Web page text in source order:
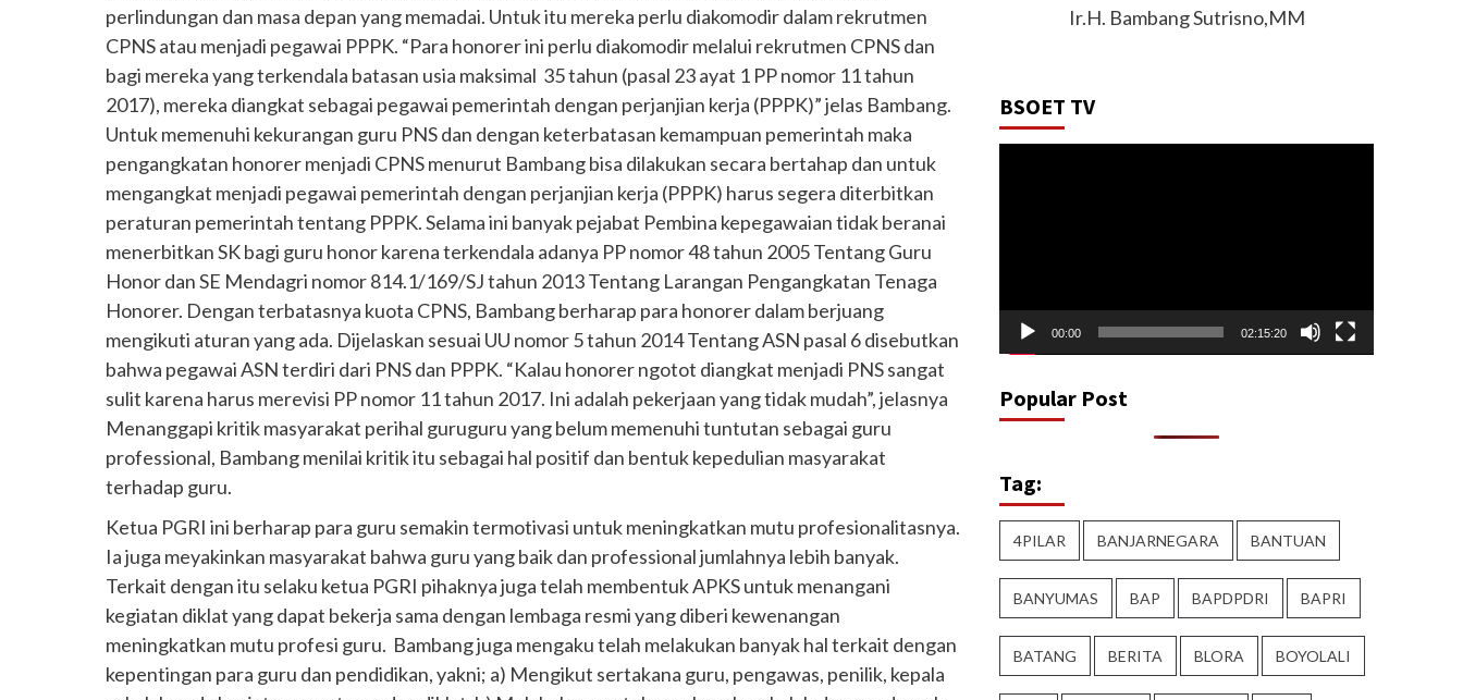
perlindungan dan masa depan yang memadai. Untuk itu mereka perlu diakomodir dalam rekrutmen
CPNS atau menjadi pegawai PPPK. “Para honorer ini perlu diakomodir melalui rekrutmen CPNS dan
bagi mereka yang terkendala batasan usia maksimal 35 tahun (pasal 23 ayat 1 PP nomor 11 tahun
2017), mereka diangkat sebagai pegawai pemerintah dengan perjanjian kerja (PPPK)” jelas Bambang.
Untuk memenuhi kekurangan guru PNS dan dengan keterbatasan kemampuan pemerintah maka
pengangkatan honorer menjadi CPNS menurut Bambang bisa dilakukan secara bertahap dan untuk
mengangkat menjadi pegawai pemerintah dengan perjanjian kerja (PPPK) harus segera diterbitkan
peraturan pemerintah tentang PPPK. Selama ini banyak pejabat Pembina kepegawaian tidak beranai
menerbitkan SK bagi guru honor karena terkendala adanya PP nomor 48 tahun 2005 Tentang Guru
Honor dan SE Mendagri nomor 814.1/169/SJ tahun 2013 Tentang Larangan Pengangkatan Tenaga
Honorer. Dengan terbatasnya kuota CPNS, Bambang berharap para honorer dalam berjuang
mengikuti aturan yang ada. Dijelaskan sesuai UU nomor 5 tahun 2014 Tentang ASN pasal 6 disebutkan
bahwa pegawai ASN terdiri dari PNS dan PPPK. “Kalau honorer ngotot diangkat menjadi PNS sangat
sulit karena harus merevisi PP nomor 11 tahun 2017. Ini adalah pekerjaan yang tidak mudah”, jelasnya
Menanggapi kritik masyarakat perihal guruguru yang belum memenuhi tuntutan sebagai guru
professional, Bambang menilai kritik itu sebagai hal positif dan bentuk kepedulian masyarakat
terhadap guru.
Ketua PGRI ini berharap para guru semakin termotivasi untuk meningkatkan mutu profesionalitasnya.
Ia juga meyakinkan masyarakat bahwa guru yang baik dan professional jumlahnya lebih banyak.
Terkait dengan itu selaku ketua PGRI pihaknya juga telah membentuk APKS untuk menangani
kegiatan diklat yang dapat bekerja sama dengan lembaga resmi yang diberi kewenangan
meningkatkan mutu profesi guru. Bambang juga mengaku telah melakukan banyak hal terkait dengan
kepentingan para guru dan pendidikan, yakni; a) Mengikut sertakana guru, pengawas, penilik, kepala
Ir.H. Bambang Sutrisno,MM
BSOET TV
00:00 02:15:20
Popular Post
Tag:
4PILAR BANJARNEGARA BANTUAN
BANYUMAS BAP BAPDPDRI BAPRI
BATANG BERITA BLORA BOYOLALI